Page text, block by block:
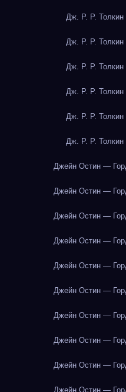
Дж. Р. Р.
Дж. Р. Р.
Дж. Р. Р.
Дж. Р. Р.
Дж. Р. Р.
Дж. Р. Р.
Джейн Остин —
Джейн Остин —
Джейн Остин —
Джейн Остин —
Джейн Остин —
Джейн Остин —
Джейн Остин —
Джейн Остин —
Джейн Остин —
Джейн Остин —